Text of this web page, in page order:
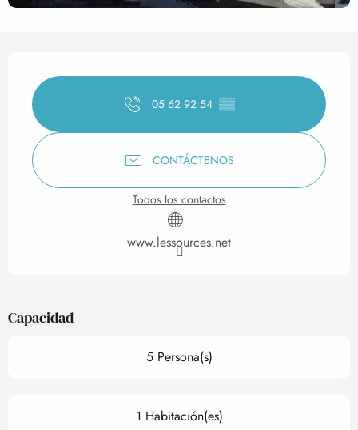
Horarios y datos de
05 62 92 54 ▒▒
CONTÁCTENOS
Todos los contactos
www.lessources.net
Capacidad
5 Persona(s)
1 Habitación(es)